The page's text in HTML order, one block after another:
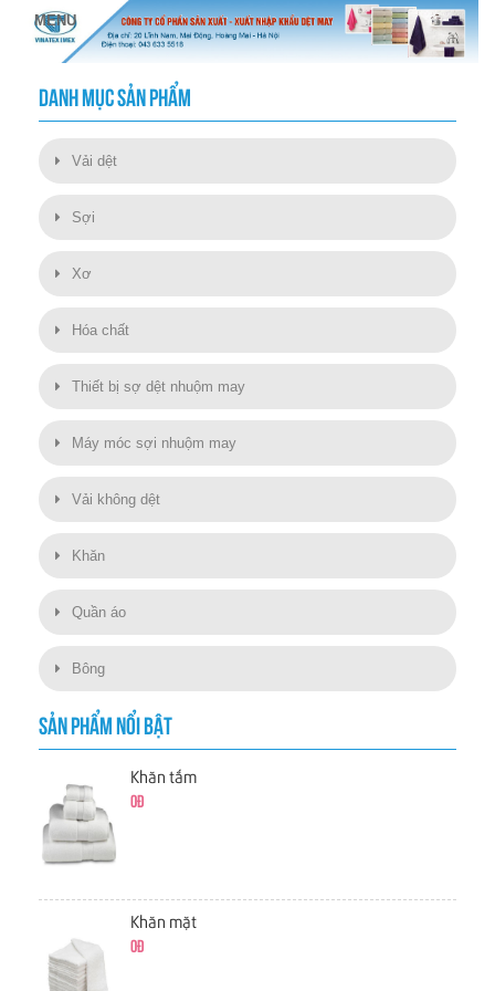
DANH MỤC SẢN PHẨM
Vải dệt
Sợi
Xơ
Hóa chất
Thiết bị sợ dệt nhuộm may
Máy móc sợi nhuộm may
Vải không dệt
Khăn
Quần áo
Bông
SẢN PHẨM NỔI BẬT
Khăn tắm
0đ
Khăn mặt
0đ